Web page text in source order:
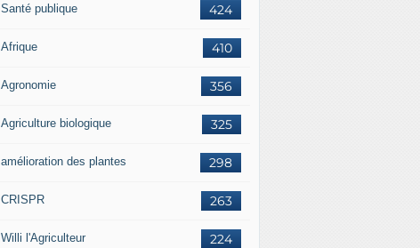
424
Santé publique
410
Afrique
356
Agronomie
325
Agriculture biologique
298
amélioration des plantes
263
CRISPR
224
Willi l'Agriculteur